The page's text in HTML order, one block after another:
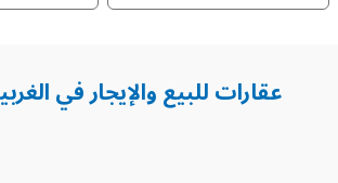
عقارات للبيع والإيجار في